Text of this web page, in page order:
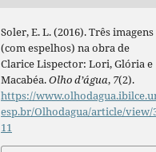
Soler, E. L. (2016). Três imagens
(com espelhos) na obra de
Clarice Lispector: Lori, Glória e
Macabéa.Olho d’água, 7(2).
https://
esp.br/Olhodagua/article/view/
11